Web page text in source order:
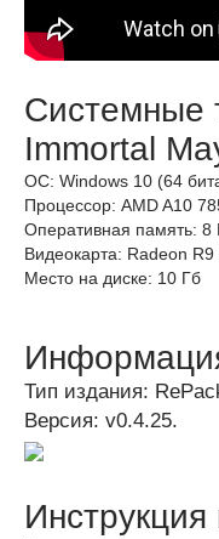
Системные
Immortal
ОС: Windows 10 (64
Процессор: AMD A10
Оперативная память: 8
Видеокарта: Radeon
Место на диске: 10 Гб
Тип издания:
Версия: v0.4.25.
Инструкция